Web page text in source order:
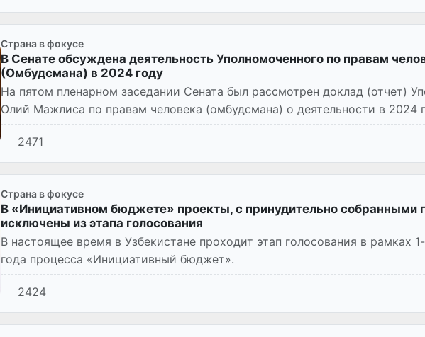
Страна в фокусе
В Сенате обсуждена деятельность Уполномоченного по правам
(Омбудсмана) в 2024 году
На пятом пленарном заседании Сената был рассмотрен доклад (отчет)
Олий Мажлиса по правам человека (омбудсмана) о деятельности в 2024
2471
Страна в фокусе
В «Инициативном бюджете» проекты, с принудительно собранными
исключены из этапа голосования
В настоящее время в Узбекистане проходит этап голосования в рамках
года процесса «Инициативный бюджет».
2424